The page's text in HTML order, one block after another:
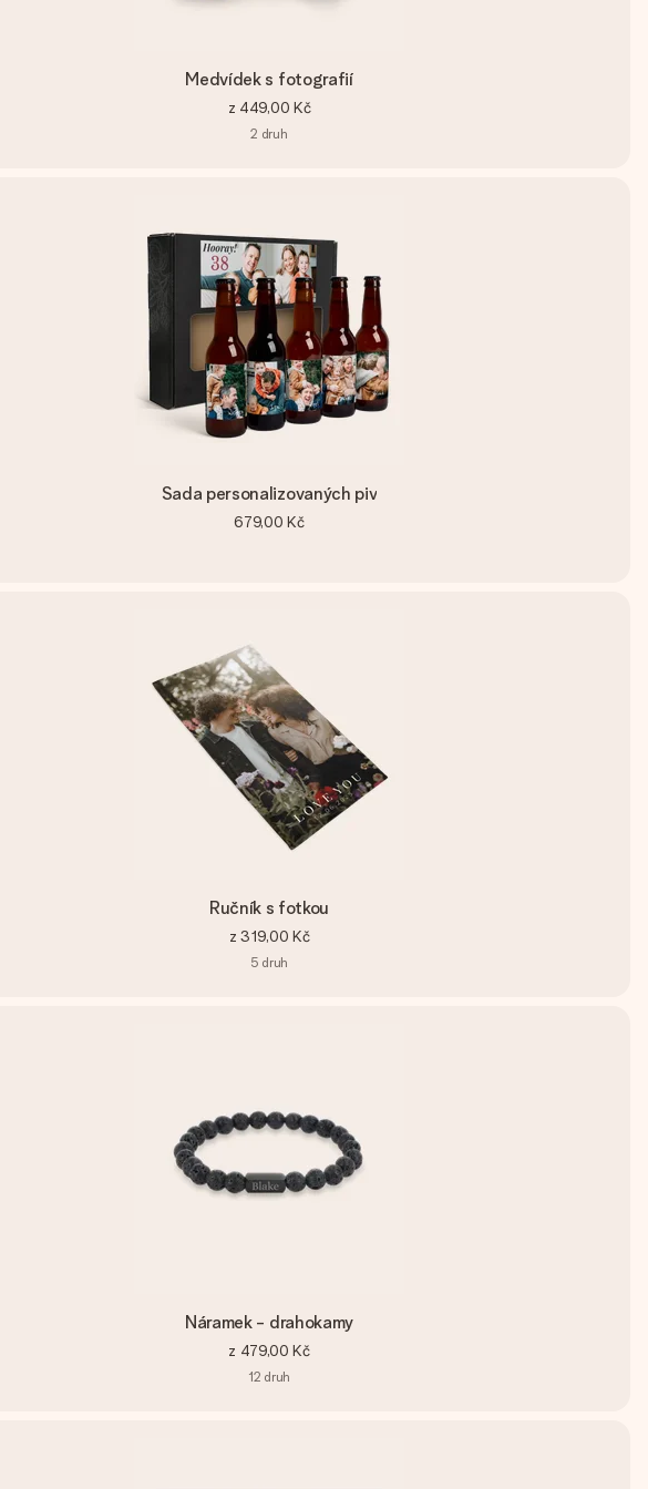
Medvídek s fotografií
z 449,00 Kč
2 druh
Sada personalizovaných piv
679,00 Kč
Ručník s fotkou
z 319,00 Kč
5 druh
Náramek - drahokamy
z 479,00 Kč
12 druh